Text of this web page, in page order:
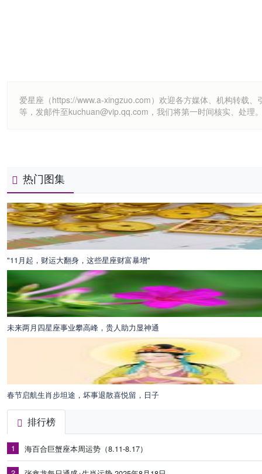
爱星座（https://www.a-xingzuo.com）欢迎各方媒体、机构转载
等，发邮件至kuchuan@vip.qq.com，我们将第一时间核实、处理
热门图集
"11月起，财运大翻身，这些星座财富暴增"
未来两月四星座事业攀高峰，贵人助力显神通
春节启航生肖步坦途，坏事退散喜悦留，日子
排行榜
1 海百合巨蟹座本周运势（8.11-8.17）